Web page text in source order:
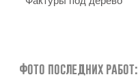
Фото последних работ: